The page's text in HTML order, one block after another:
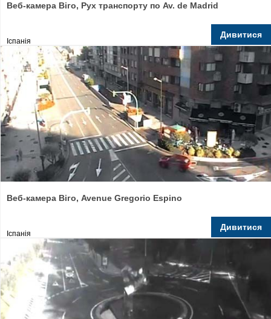
Веб-камера Віго, Рух транспорту по Av. de Madrid
Іспанія
Дивитися
Веб-камера Віго, Avenue Gregorio Espino
Іспанія
Дивитися